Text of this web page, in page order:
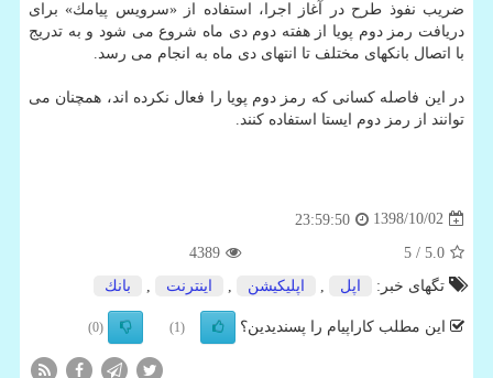
ضریب نفوذ طرح در آغاز اجرا، استفاده از «سرویس پیامك» برای
دریافت رمز دوم پویا از هفته دوم دی ماه شروع می شود و به تدریج
با اتصال بانكهای مختلف تا انتهای دی ماه به انجام می رسد.
در این فاصله كسانی كه رمز دوم پویا را فعال نكرده اند، همچنان می
توانند از رمز دوم ایستا استفاده كنند.
1398/10/02
23:59:50
5.0
/ 5
4389
تگهای خبر:
اپل اپلیكیشن اینترنت بانك
این مطلب کاراپیام را پسندیدین؟ (1)
(0)